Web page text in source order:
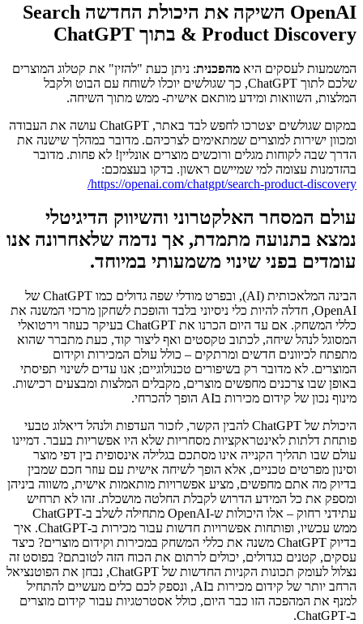
OpenAI השיקה את היכולת החדשה
Search
& Product Discovery בתוך ChatGPT
המשמעות לעסקים היא מהפכנית: ניתן כעת "להזין" את קטלוג המוצרים
שלכם לתוך ChatGPT, כך שגולשים יוכלו לשוחח עם הבוט ולקבל
המלצות, השוואות ומידע מותאם אישית- ממש מתוך השיחה.
במקום שגולשים יצטרכו לחפש לבד באתר, ChatGPT עושה את העבודה
ומכוון ישירות למוצרים שמתאימים לצרכיהם. מדובר במהלך שישנה את
הדרך שבה לקוחות מגלים ורוכשים מוצרים אונליין! לא פחות. מדובר
בהזדמנות עצומה למי שמיישם ראשון. בדקו בעצמכם:
https://openai.com/chatgpt/search-product-discovery/
עולם המסחר האלקטרוני והשיווק הדיגיטלי
נמצא בתנועה מתמדת, אך נדמה שלאחרונה אנו
עומדים בפני שינוי משמעותי במיוחד.
הבינה המלאכותית (AI), ובפרט מודלי שפה גדולים כמו ChatGPT של
OpenAI, חדלה להיות כלי ניסיוני בלבד והופכת לשחקן מרכזי המשנה את
כללי המשחק. אם עד היום הכרנו את ChatGPT בעיקר כעוזר וירטואלי
המסוגל לנהל שיחה, לכתוב טקסטים ואף ליצור קוד, כעת מתברר שהוא
מתפתח לכיוונים חדשים ומרתקים – כולל עולם המכירות וקידום
המוצרים. לא מדובר רק בשיפורים טכנולוגיים; אנו עדים לשינוי תפיסתי
באופן שבו צרכנים מחפשים מוצרים, מקבלים המלצות ומבצעים רכישות.
מינוף נכון של קידום מכירות בAI הופך להכרחי.
היכולת של ChatGPT להבין הקשר, לזכור העדפות ולנהל דיאלוג טבעי
פותחת דלתות לאינטראקציות מסחריות שלא היו אפשריות בעבר. דמיינו
עולם שבו תהליך הקנייה אינו מסתכם בגלילה אינסופית בין דפי מוצר
וסינון מפרטים טכניים, אלא הופך לשיחה אישית עם עוזר חכם שמבין
בדיוק מה אתם מחפשים, מציע אפשרויות מותאמות אישית, משווה ביניהן
ומספק את כל המידע הדרוש לקבלת החלטה מושכלת. זהו לא תרחיש
עתידני רחוק – אלו היכולות ש-OpenAI מתחילה לשלב ב-ChatGPT
ממש עכשיו, ופותחות אפשרויות חדשות עבור מכירות ב-ChatGPT. איך
בדיוק ChatGPT משנה את כללי המשחק במכירות וקידום מוצרים? כיצד
עסקים, קטנים כגדולים, יכולים לרתום את הכוח הזה לטובתם? בפוסט זה
נצלול לעומק תכונות הקניות החדשות של ChatGPT, נבחן את הפוטנציאל
הרחב יותר של קידום מכירות בAI, ונספק לכם כלים מעשיים להתחיל
למנף את המהפכה הזו כבר היום, כולל אסטרטגיות עבור קידום מוצרים
ב-ChatGPT.